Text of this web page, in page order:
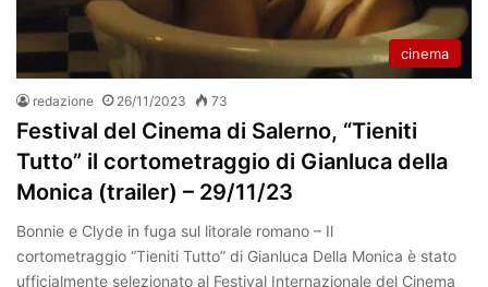
cinema
redazione 26/11/2023 73
Festival del Cinema di Salerno, “Tieniti
Tutto” il cortometraggio di Gianluca della
Monica (trailer) – 29/11/23
Bonnie e Clyde in fuga sul litorale romano – Il
cortometraggio “Tieniti Tutto” di Gianluca Della Monica è stato
ufficialmente selezionato al Festival Internazionale del Cinema